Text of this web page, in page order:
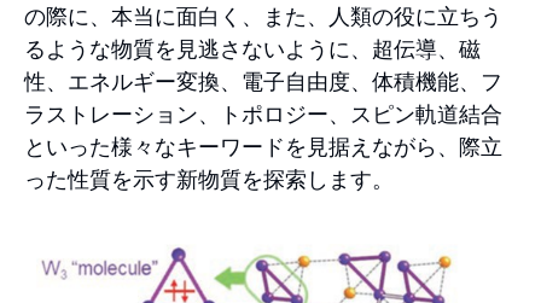
の際に、本当に面白く、また、人類の役に立ちう
るような物質を見逃さないように、超伝導、磁
性、エネルギー変換、電子自由度、体積機能、フ
ラストレーション、トポロジー、スピン軌道結合
といった様々なキーワードを見据えながら、際立
った性質を示す新物質を探索します。